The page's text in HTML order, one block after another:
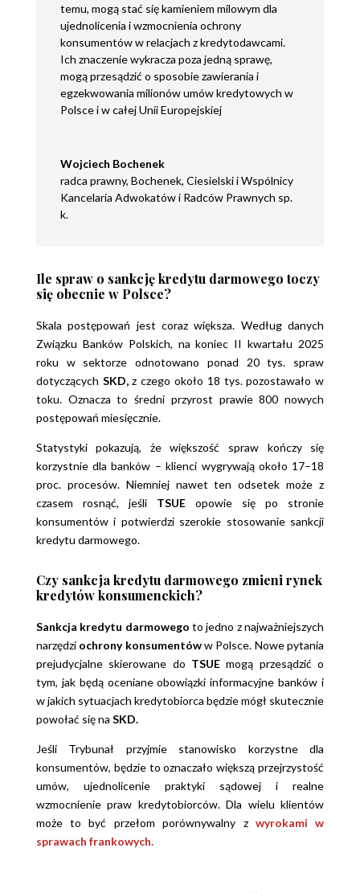
temu, mogą stać się kamieniem milowym dla
ujednolicenia i wzmocnienia ochrony
konsumentów w relacjach z kredytodawcami.
Ich znaczenie wykracza poza jedną sprawę,
mogą przesądzić o sposobie zawierania i
egzekwowania milionów umów kredytowych w
Polsce i w całej Unii Europejskiej
Wojciech Bochenek
radca prawny, Bochenek, Ciesielski i Wspólnicy
Kancelaria Adwokatów i Radców Prawnych sp.
k.
Ile spraw o sankcję kredytu darmowego toczy
się obecnie w Polsce?
Skala postępowań jest coraz większa. Według danych
Związku Banków Polskich, na koniec II kwartału 2025
roku w sektorze odnotowano ponad 20 tys. spraw
dotyczących SKD,z czego około 18 tys. pozostawało w
toku. Oznacza to średni przyrost prawie 800 nowych
postępowań miesięcznie.
Statystyki pokazują, że większość spraw kończy się
korzystnie dla banków – klienci wygrywają około 17–18
proc. procesów. Niemniej nawet ten odsetek może z
czasem rosnąć, jeśli TSUEopowie się po stronie
konsumentów i potwierdzi szerokie stosowanie sankcji
kredytu darmowego.
Czy sankcja kredytu darmowego zmieni rynek
kredytów konsumenckich?
Sankcja kredytu darmowego to jedno z najważniejszych
narzędzi ochrony konsumentóww Polsce. Nowe pytania
prejudycjalne skierowane do TSUE mogą przesądzić o
tym, jak będą oceniane obowiązki informacyjne banków i
w jakich sytuacjach kredytobiorca będzie mógł skutecznie
powołać się na SKD.
Jeśli Trybunał przyjmie stanowisko korzystne dla
konsumentów, będzie to oznaczało większą przejrzystość
umów, ujednolicenie praktyki sądowej i realne
wzmocnienie praw kredytobiorców. Dla wielu klientów
może to być przełom porównywalny z wyrokami w
sprawach frankowych.